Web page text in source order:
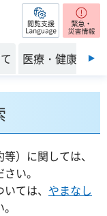
閲覧支援
医療・健康・福
）に関しては、
い。
ては、 やまなし